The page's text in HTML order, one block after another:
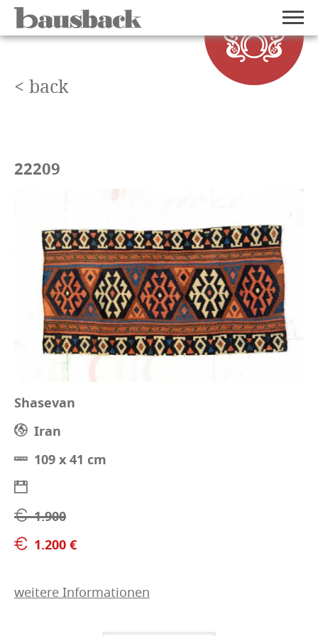
< back
22209
Shasevan
Iran
109 x 41 cm
1.900
1.200 €
weitere Informationen